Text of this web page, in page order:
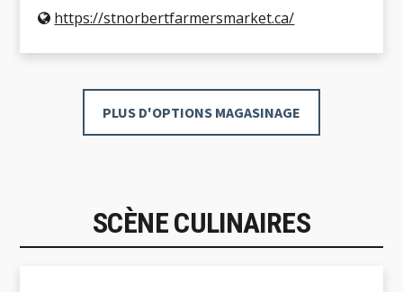
https://stnorbertfarmersmarket.ca/
PLUS D'OPTIONS MAGASINAGE
SCÈNE CULINAIRES